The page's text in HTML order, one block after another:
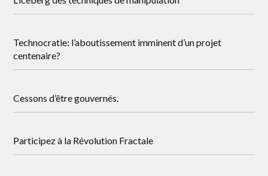
Technocratie: l’aboutissement imminent d’un projet
centenaire?
Cessons d’être gouvernés.
Participez à la Révolution Fractale